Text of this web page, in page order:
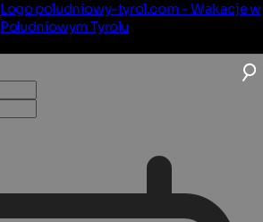
Logo poludniowy-tyrol.com - Wakacje w
Południowym Tyrolu